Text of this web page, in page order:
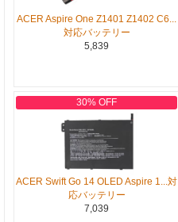
ACER Aspire One Z1401 Z1402 C6...
対応バッテリー
5,839
30% OFF
ACER Swift Go 14 OLED Aspire 1...対
応バッテリー
7,039